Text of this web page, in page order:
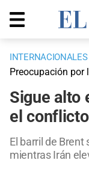
INTERNACIONALES
Preocupación por
Sigue alto
el
El barril de Brent
mientras Irán